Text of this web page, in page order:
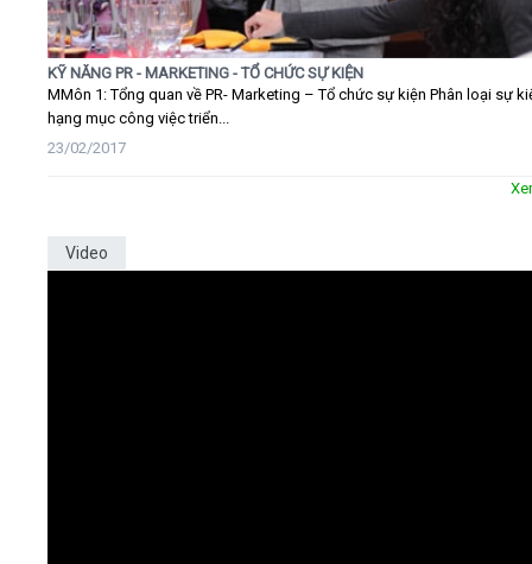
KỸ NĂNG PR - MARKETING - TỔ CHỨC SỰ KIỆN
MMôn 1: Tổng quan về PR- Marketing – Tổ chức sự kiện Phân loại sự
hạng mục công việc triển...
23/02/2017
Video